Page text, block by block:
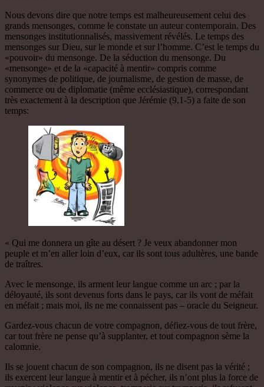
Nous devons dire que notre temps est malheureusement celui des
grands mensonges, comme le constate un auteur contemporain. Des
mensonges institutionnalisés, massivement révélés. Le temps des
mensonges sur Dieu, sur le monde et sur l’homme. C’est le temps du
«pouvoir» du mensonge. De la séduction du mensonge. Du
«mensonge» et de la «capacité à mentir» compris comme
synonymes de politique, de journalisme, de gestion de masse, de
commerce ou de diplomatie (même ecclésiastique), correspondant
très exactement à la description que Jérémie (9,1-5) a faite de son
temps:
« Qui me donnera un gîte au désert ? Je veux abandonner mon
peuple et m’en aller loin d’eux, car ils sont tous adultères, une bande
de traîtres.
Avec le mensonge, ils arment leur langue comme un arc ; par la
déloyauté, ils sont devenus forts dans le pays, car ils vont de méfait
en méfait ; mais moi, ils ne me connaissent pas – oracle du Seigneur.
Gardez-vous chacun de votre compagnon, défiez-vous de tout frère,
car tout frère ne pense qu’à supplanter, et tout compagnon sème la
calomnie.
Ils se jouent chacun de son compagnon, ils ne disent pas la vérité ;
ils exercent leur langue à mentir et à pécher, ils n’ont plus la force de